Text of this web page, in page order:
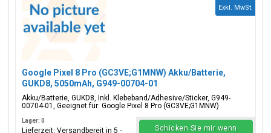
Google Pixel 8 Pro (GC3VE;G1MNW) Akku/Batterie,
GUKD8, 5050mAh, G949-00704-01
Akku/Batterie, GUKD8, Inkl. Klebeband/Adhesive/Sticker, G949-
00704-01, Geeignet für: Google Pixel 8 Pro (GC3VE;G1MNW)
Exkl. MwSt.
Lager: 0
Lieferzeit: Versandbereit in 5 -
Schicken Sie mir wenn